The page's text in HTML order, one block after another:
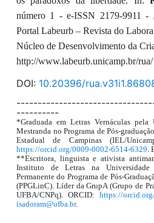
número 1 - e-ISSN 2179-9911 -
Portal Labeurb – Revista do
Núcleo de Desenvolvimento da
http://www.labeurb.unicamp.br/rua/
DOI: 10.20396/
----------
*Graduada em Letras Vernáculas pela
Mestranda no Programa de Pós-
Estadual de Campinas (IEL/
https://orcid.org/0009-0002-6514-6329 .
**Escritora, linguista e ativista
Instituto de Letras na Universidade
Permanente do Programa de Pós-
(PPGLinC). Líder da GrupA (Grupo de
UFBA/CNPq). ORCID: https://
isadoram@ufba.br.